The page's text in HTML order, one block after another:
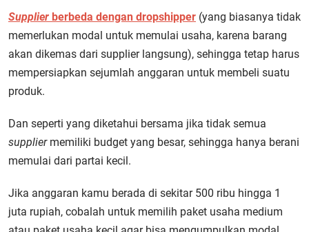
Supplier berbeda dengan dropshipper (yang biasanya tidak
memerlukan modal untuk memulai usaha, karena barang
akan dikemas dari supplier langsung), sehingga tetap harus
mempersiapkan sejumlah anggaran untuk membeli suatu
produk.
Dan seperti yang diketahui bersama jika tidak semua
suppliermemiliki budget yang besar, sehingga hanya berani
memulai dari partai kecil.
Jika anggaran kamu berada di sekitar 500 ribu hingga 1
juta rupiah, cobalah untuk memilih paket usaha medium